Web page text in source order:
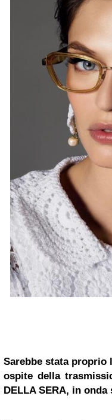
Sarebbe stata proprio
ospite della
DELLA SERA, in